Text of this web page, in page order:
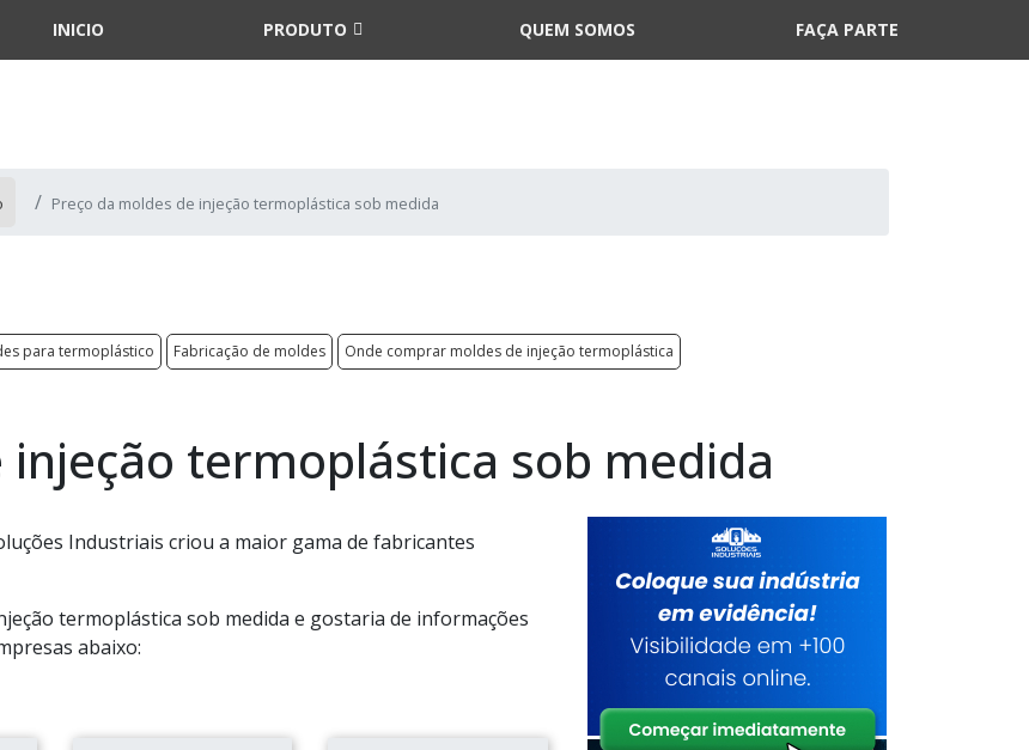
INICIO PRODUTO QUEM SOMOS FAÇA PARTE
Preço da moldes de injeção termoplástica sob medida
para termoplástico Fabricação de moldes
Onde comprar moldes de injeção termoplástica
injeção termoplástica sob medida
Industriais criou a maior gama de fabricantes
termoplástica sob medida e gostaria de informações
abaixo: